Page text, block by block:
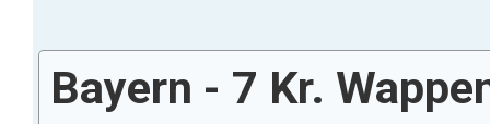
Bayern - 7 Kr.